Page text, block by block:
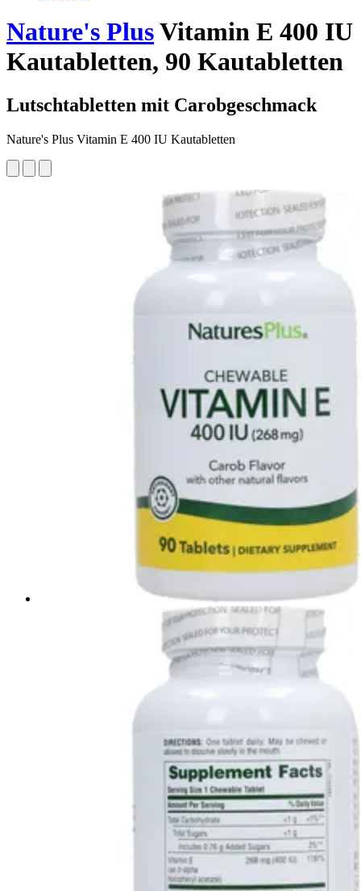
Nature's PlusVitamin E 400 IU
Kautabletten, 90 Kautabletten
Lutschtabletten mit Carobgeschmack
Nature's Plus Vitamin E 400 IU Kautabletten